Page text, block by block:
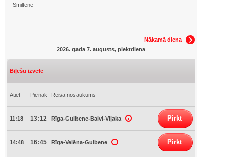
Smiltene
Nākamā diena
2026. gada 7. augusts, piektdiena
Biļešu izvēle
Atiet Pienāk Reisa nosaukums
11:18 13:12 Rīga-Gulbene-Balvi-Viļaka Pirkt
14:48 16:45 Rīga-Velēna-Gulbene Pirkt